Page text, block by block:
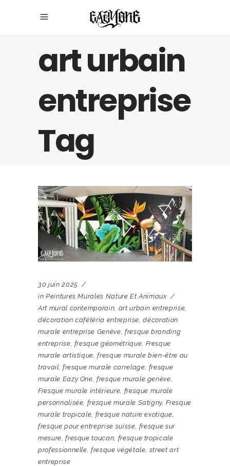
art urbain
entreprise
Tag
30 juin 2025
in Peintures Murales Nature Et Animaux
Art mural contemporain, art urbain entreprise,
décoration cafétéria entreprise,décoration
murale entreprise Genève, fresque branding
entreprise, fresque géométrique, Fresque
murale artistique,fresque murale bien-être au
travail, fresque murale carrelage, fresque
murale Eazy One,fresque murale genève,
Fresque murale intérieure, fresque murale
personnalisée, fresque murale Satigny,Fresque
murale tropicale, fresque nature exotique,
fresque pour entreprise suisse, fresque sur
mesure,fresque toucan, fresque tropicale
professionnelle,fresque végétale, street art
entreprise